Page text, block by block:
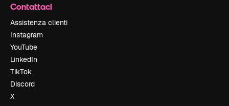
Contattaci
Assistenza clienti
Instagram
YouTube
LinkedIn
TikTok
Discord
X